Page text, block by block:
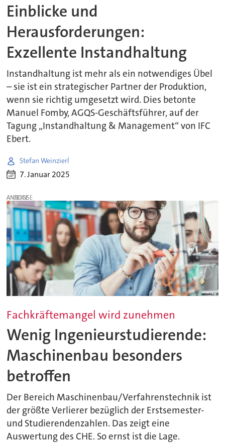
Einblicke und
Herausforderungen:
Exzellente Instandhaltung
Instandhaltung ist mehr als ein notwendiges Übel
– sie ist ein strategischer Partner der Produktion,
wenn sie richtig umgesetzt wird. Dies betonte
Manuel Fomby, AGQS-Geschäftsführer, auf der
Tagung „Instandhaltung & Management“ von IFC
Ebert.
Stefan Weinzierl
7. Januar 2025
ANZEIGE
Fachkräftemangel wird zunehmen
Wenig Ingenieurstudierende:
Maschinenbau besonders
betroffen
Der Bereich Maschinenbau/Verfahrenstechnik ist
der größte Verlierer bezüglich der Erstsemester-
und Studierendenzahlen. Das zeigt eine
Auswertung des CHE. So ernst ist die Lage.